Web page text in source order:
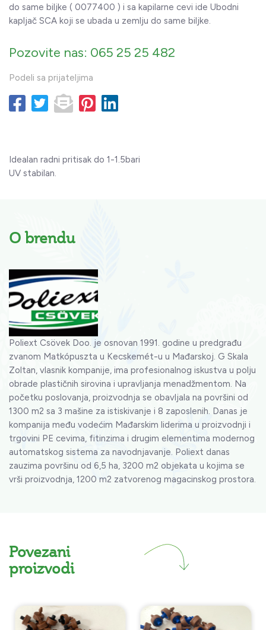
do same biljke ( 0077400 ) i sa kapilarne cevi ide Ubodni
kapljač SCA koji se ubada u zemlju do same biljke.
Pozovite nas: 065 25 25 482
Podeli sa prijateljima
Idealan radni pritisak do 1-1.5bari
UV stabilan.
O brendu
Poliext Csövek Doo. je osnovan 1991. godine u predgrađu
zvanom Matkópuszta u Kecskemét-u u Mađarskoj. G Skala
Zoltan, vlasnik kompanije, ima profesionalnog iskustva u polju
obrade plastičnih sirovina i upravljanja menadžmentom. Na
početku poslovanja, proizvodnja se obavljala na površini od
1300 m2 sa 3 mašine za istiskivanje i 8 zaposlenih. Danas je
kompanija među vodećim Mađarskim liderima u proizvodnji i
trgovini PE cevima, fitinzima i drugim elementima modernog
automatskog sistema za navodnjavanje. Poliext danas
zauzima površinu od 6,5 ha, 3200 m2 objekata u kojima se
vrši proizvodnja, 1200 m2 zatvorenog magacinskog prostora.
Povezani
proizvodi